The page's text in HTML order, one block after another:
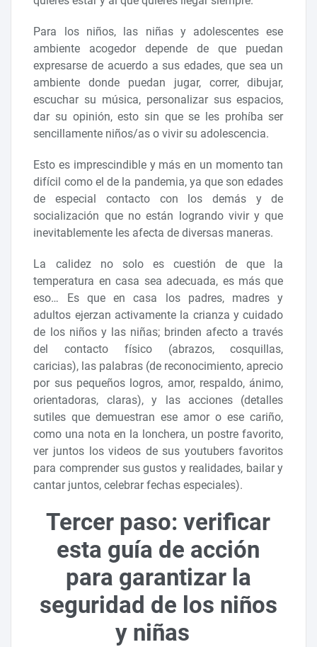
Para los niños, las niñas y adolescentes ese
ambiente acogedor depende de que puedan
expresarse de acuerdo a sus edades, que sea un
ambiente donde puedan jugar, correr, dibujar,
escuchar su música, personalizar sus espacios,
dar su opinión, esto sin que se les prohíba ser
sencillamente niños/as o vivir su adolescencia.
Esto es imprescindible y más en un momento tan
difícil como el de la pandemia, ya que son edades
de especial contacto con los demás y de
socialización que no están logrando vivir y que
inevitablemente les afecta de diversas maneras.
La calidez no solo es cuestión de que la
temperatura en casa sea adecuada, es más que
eso… Es que en casa los padres, madres y
adultos ejerzan activamente la crianza y cuidado
de los niños y las niñas; brinden afecto a través
del contacto físico (abrazos, cosquillas,
caricias), las palabras (de reconocimiento, aprecio
por sus pequeños logros, amor, respaldo, ánimo,
orientadoras, claras), y las acciones (detalles
sutiles que demuestran ese amor o ese cariño,
como una nota en la lonchera, un postre favorito,
ver juntos los videos de sus youtubers favoritos
para comprender sus gustos y realidades, bailar y
cantar juntos, celebrar fechas especiales).
Tercer paso: verificar
esta guía de acción
para garantizar la
seguridad de los niños
y niñas